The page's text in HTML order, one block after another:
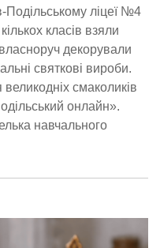
Подільському ліцеї №4
класів взяли
декорували
святкові вироби.
смаколиків
онлайн».
навчального